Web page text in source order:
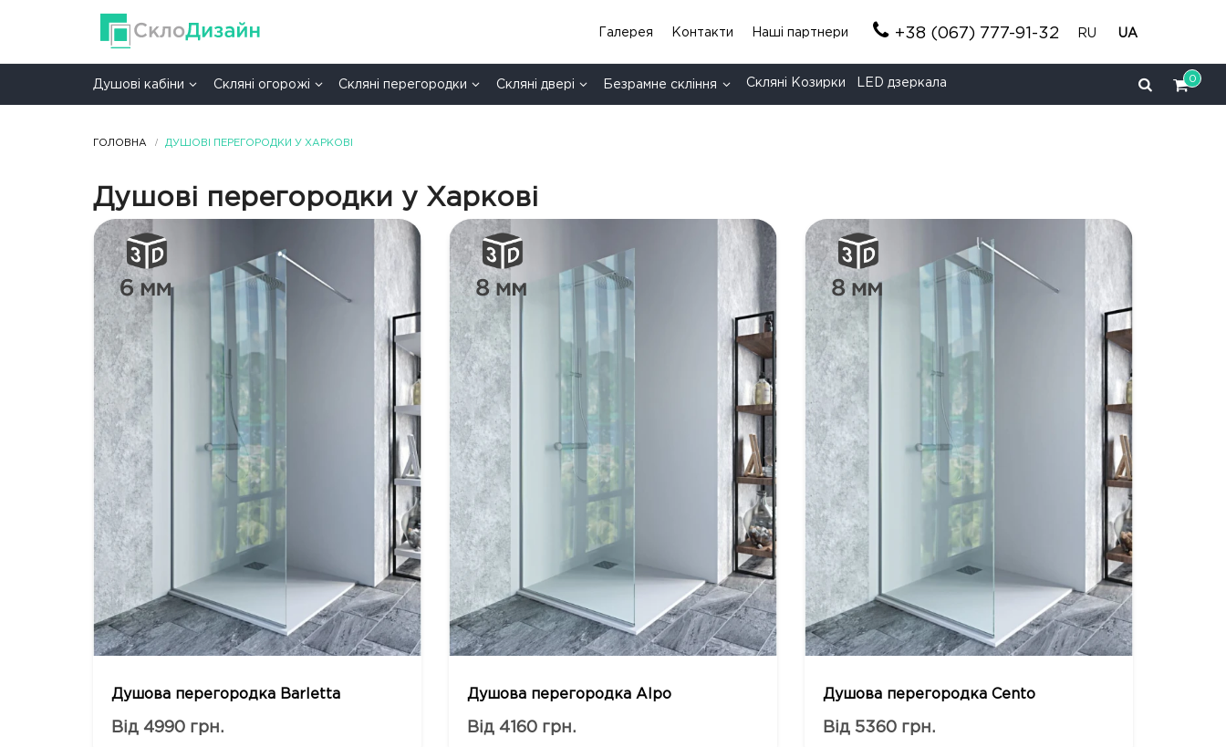
Галерея Контакти Нашi партнери +38 (067) 777-91-32 RU UA
0
Душові кабіни Скляні огорожі Скляні перегородки Скляні двері Безрамне скління Скляні Козирки LED дзеркала
ГОЛОВНА ДУШОВІ ПЕРЕГОРОДКИ У ХАРКОВІ
Душові перегородки у Харкові
Душова перегородка Barletta
Від 4990 грн.
Душова перегородка Alpo
Від 4160 грн.
Душова перегородка Cento
Від 5360 грн.